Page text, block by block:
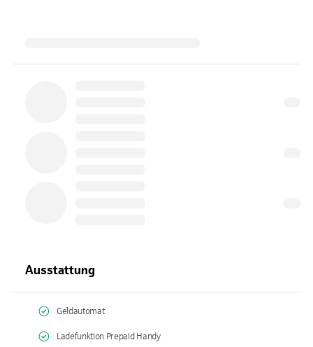
Ausstattung
Geldautomat
Ladefunktion Prepaid Handy